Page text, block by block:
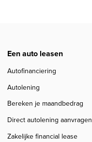
Een auto leasen
Autofinanciering
Autolening
Bereken je maandbedrag
Direct autolening aanvragen
Zakelijke financial lease